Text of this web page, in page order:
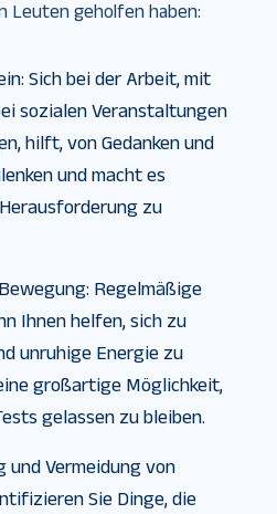
Leuten geholfen haben:
Sich bei der Arbeit, mit
sozialen Veranstaltungen
hilft, von Gedanken und
und macht es
zu
Regelmäßige
Ihnen helfen, sich zu
unruhige Energie zu
großartige Möglichkeit,
gelassen zu bleiben.
Vermeidung von
Sie Dinge, die